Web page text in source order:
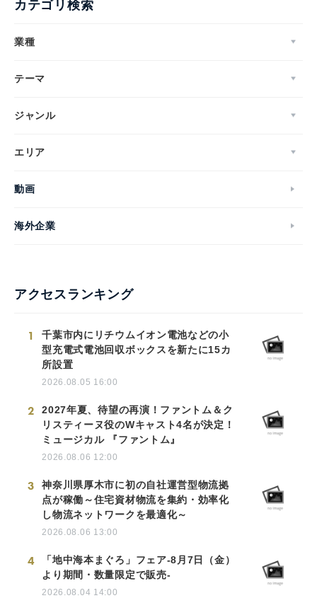
カテゴリ検索
業種
テーマ
ジャンル
エリア
動画
海外企業
アクセスランキング
1
千葉市内にリチウムイオン電池などの小
型充電式電池回収ボックスを新たに15カ
所設置
2026.08.05 16:00
2
2027年夏、待望の再演！ファントム＆ク
リスティーヌ役のWキャスト4名が決定！
ミュージカル 『ファントム』
2026.08.06 12:00
3
神奈川県厚木市に初の自社運営型物流拠
点が稼働～住宅資材物流を集約・効率化
し物流ネットワークを最適化～
2026.08.06 13:00
4
「地中海本まぐろ」フェア-8月7日（金）
より期間・数量限定で販売-
2026.08.04 14:00